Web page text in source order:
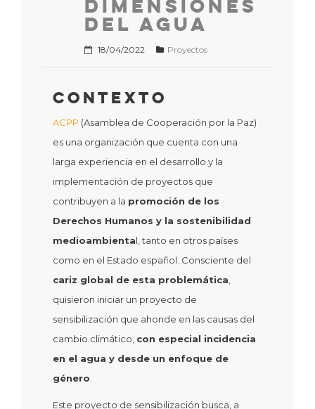
Dimensiones
del Agua
18/04/2022 Proyectos
Contexto
ACPP (Asamblea de Cooperación por la Paz)
es una organización que cuenta con una
larga experiencia en el desarrollo y la
implementación de proyectos que
contribuyen a la promoción de los
Derechos Humanos y la sostenibilidad
medioambiental, tanto en otros países
como en el Estado español. Consciente del
cariz global de esta problemática
quisieron iniciar un proyecto de
sensibilización que ahonde en las causas del
cambio climático, con especial incidencia
en el agua y desde un enfoque de
género
Este proyecto de sensibilización busca, a